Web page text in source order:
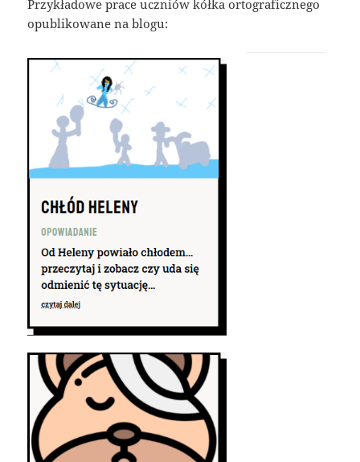
Przykładowe prace uczniów kółka ortograficznego
opublikowane na blogu: